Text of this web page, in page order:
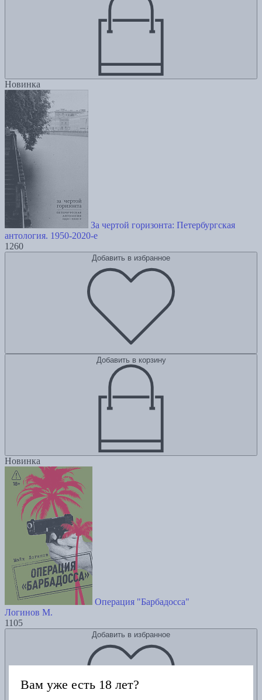
Новинка
За чертой горизонта: Петербургская
антология. 1950-2020-е
1260
Добавить в избранное
Добавить в корзину
Новинка
Операция "Барбадосса"
Логинов М.
1105
Добавить в избранное
Вам уже есть 18 лет?